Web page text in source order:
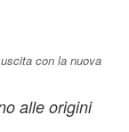
con la nuova
alle origini